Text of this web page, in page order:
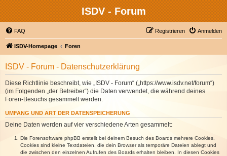
ISDV - Forum
FAQ Anmelden
Registrieren
ISDV-Homepage Foren
ISDV - Forum - Datenschutzerklärung
Diese Richtlinie beschreibt, wie „ISDV - Forum“ („https://www.isdv.net/forum“)
(im Folgenden „der Betreiber“) die Daten verwendet, die während deines
Foren-Besuchs gesammelt werden.
UMFANG UND ART DER DATENSPEICHERUNG
Deine Daten werden auf vier verschiedene Arten gesammelt:
Die Forensoftware phpBB erstellt bei deinem Besuch des Boards mehrere Cookies.
Cookies sind kleine Textdateien, die dein Browser als temporäre Dateien ablegt und
die zwischen den einzelnen Aufrufen des Boards erhalten bleiben. In diesen Cookies